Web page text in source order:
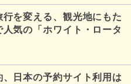
を変える、観光地にもた
気の「ホワイト・ロータ
日本の予約サイト利用は